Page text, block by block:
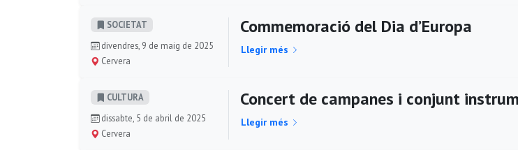
SOCIETAT
divendres, 9 de maig de 2025
Cervera
Commemoració del Dia d’Europa
Llegir més
CULTURA
dissabte, 5 de abril de 2025
Cervera
Concert de campanes i conjunt
Llegir més